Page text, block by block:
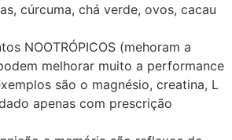
cúrcuma, chá verde, ovos, cacau
NOOTRÓPICOS (mehoram a
melhorar muito a performance
são o magnésio, creatina, L
apenas com prescrição